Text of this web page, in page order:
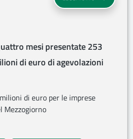
mesi presentate 253
di euro di agevolazioni
di euro per le imprese
Mezzogiorno